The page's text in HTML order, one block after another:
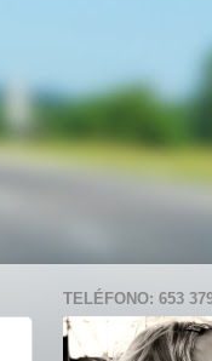
TELÉFONO: 653